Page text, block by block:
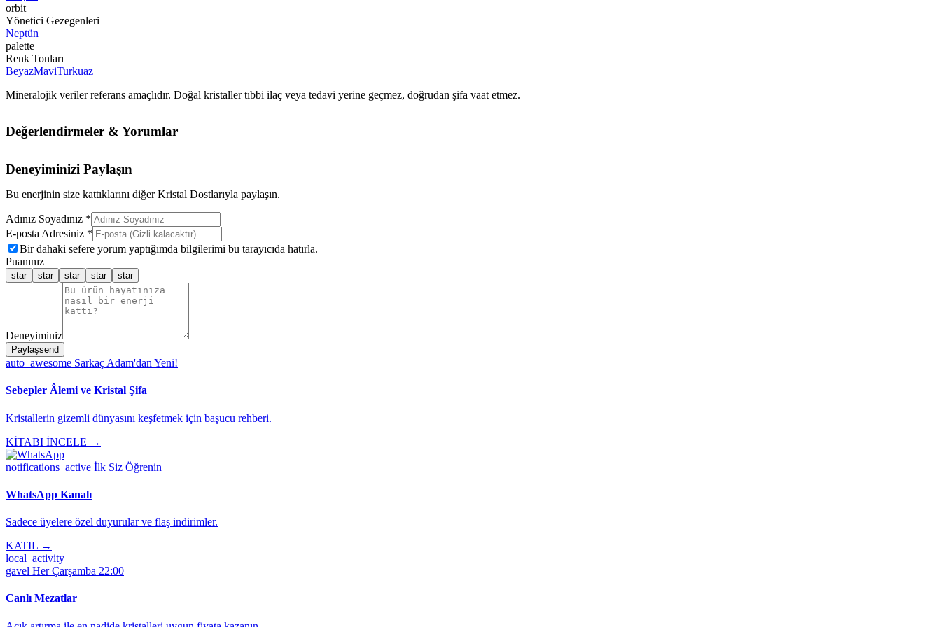
orbit
Yönetici Gezegenleri
Neptün
palette
Renk Tonları
BeyazMaviTurkuaz
Mineralojik veriler referans amaçlıdır. Doğal kristaller tıbbi ilaç veya tedavi yerine geçmez, doğrudan şifa vaat etmez.
Değerlendirmeler & Yorumlar
Deneyiminizi Paylaşın
Bu enerjinin size kattıklarını diğer Kristal Dostlarıyla paylaşın.
Adınız Soyadınız *
E-posta Adresiniz *
Bir dahaki sefere yorum yaptığımda bilgilerimi bu tarayıcıda hatırla.
Puanınız
star star star star star
Deneyiminiz
Paylaşsend
auto_awesome Sarkaç Adam'dan Yeni!
Sebepler Âlemi ve Kristal Şifa
Kristallerin gizemli dünyasını keşfetmek için başucu rehberi.
KİTABI İNCELE →
notifications_active İlk Siz Öğrenin
WhatsApp Kanalı
Sadece üyelere özel duyurular ve flaş indirimler.
KATIL →
local_activity
gavel Her Çarşamba 22:00
Canlı Mezatlar